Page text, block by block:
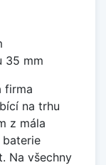
35 mm
firma
na trhu
z mála
Na všechny